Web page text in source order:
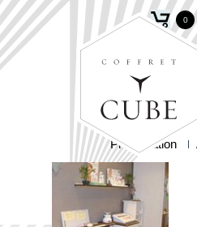
0
Présentation